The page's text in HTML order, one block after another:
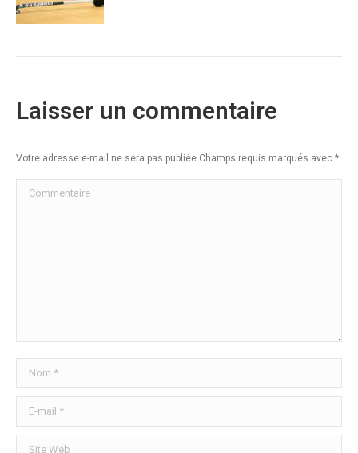
Laisser un commentaire
Votre adresse e-mail ne sera pas publiée Champs requis marqués avec *
Commentaire
Nom *
E-mail *
Site Web